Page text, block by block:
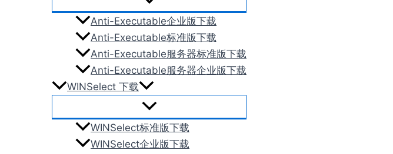
Anti-Executable企业版下载
Anti-Executable标准版下载
Anti-Executable服务器标准版下载
Anti-Executable服务器企业版下载
WINSelect 下载
WINSelect标准版下载
WINSelect企业版下载